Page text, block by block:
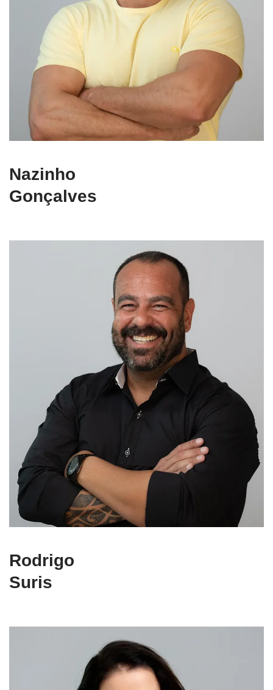
Nazinho
Gonçalves
Rodrigo
Suris